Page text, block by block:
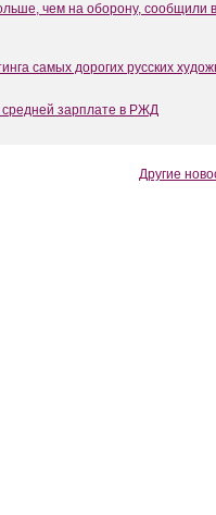
чем на оборону, сообщили в
самых дорогих русских
зарплате в РЖД
Другие